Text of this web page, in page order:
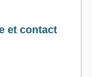
et contact